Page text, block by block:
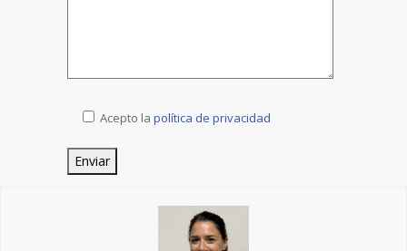
Acepto la política de privacidad